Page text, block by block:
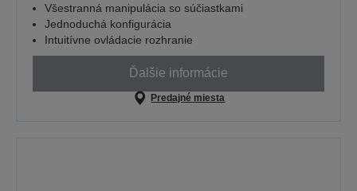
Všestranná manipulácia so súčiastkami
Jednoduchá konfigurácia
Intuitívne ovládacie rozhranie
Ďalšie informácie
Predajné miesta